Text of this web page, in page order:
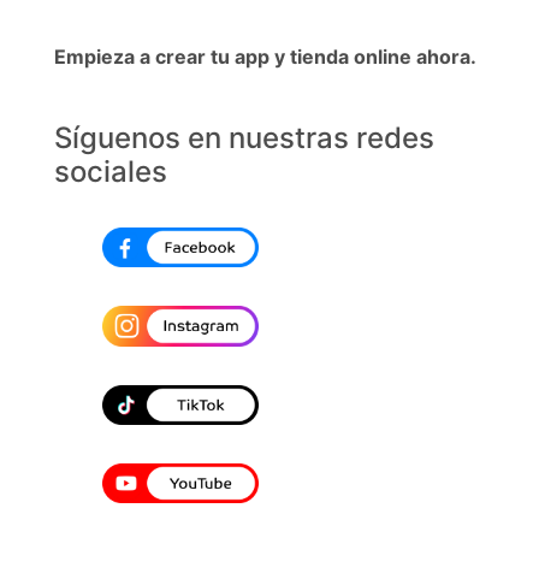
Empieza a crear tu app y tienda online ahora.
Síguenos en nuestras redes
sociales